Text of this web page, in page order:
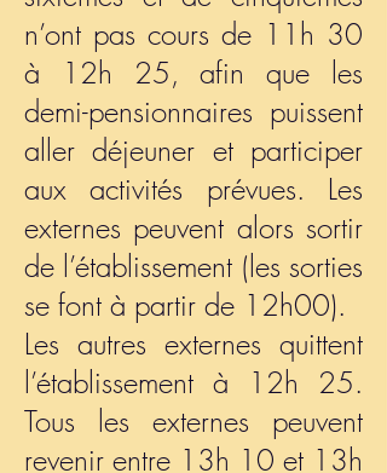
n’ont pas cours de 11h 30
à 12h 25, afin que les
demi-pensionnaires puissent
aller déjeuner et participer
aux activités prévues. Les
externes peuvent alors sortir
de l’établissement (les sorties
se font à partir de 12h00).
Les autres externes quittent
l’établissement à 12h 25.
Tous les externes peuvent
revenir entre 13h 10 et 13h